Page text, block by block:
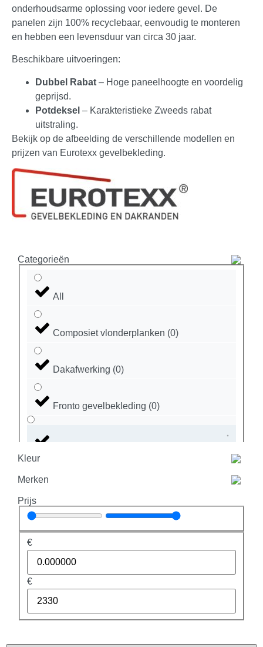
onderhoudsarme oplossing voor iedere gevel. De
panelen zijn 100% recyclebaar, eenvoudig te monteren
en hebben een levensduur van circa 30 jaar.
Beschikbare uitvoeringen:
Dubbel Rabat – Hoge paneelhoogte en voordelig
geprijsd.
Potdeksel – Karakteristieke Zweeds rabat
uitstraling.
Bekijk op de afbeelding de verschillende modellen en
prijzen van Eurotexx gevelbekleding.
Categorieën
All
Composiet vlonderplanken (0)
Dakafwerking (0)
Fronto gevelbekleding (0)
Kunststof boeidelen
Boeiboord (0)
Overstekpanelen (0)
Kleur
Merken
Prijs
€
€